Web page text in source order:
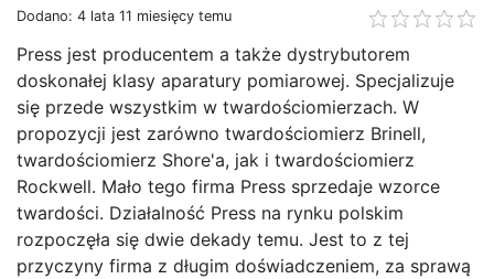
Dodano: 4 lata 11 miesięcy temu
Press jest producentem a także dystrybutorem
doskonałej klasy aparatury pomiarowej. Specjalizuje
się przede wszystkim w twardościomierzach. W
propozycji jest zarówno twardościomierz Brinell,
twardościomierz Shore'a, jak i twardościomierz
Rockwell. Mało tego firma Press sprzedaje wzorce
twardości. Działalność Press na rynku polskim
rozpoczęła się dwie dekady temu. Jest to z tej
przyczyny firma z długim doświadczeniem, za sprawą